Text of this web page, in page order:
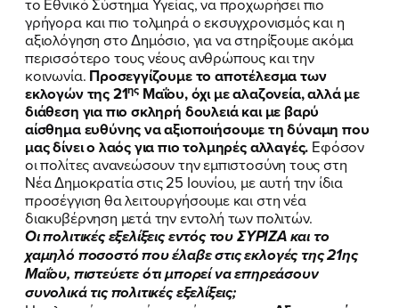
γρήγορα και πιο τολμηρά ο εκσυγχρονισμός και η
αξιολόγηση στο Δημόσιο, για να στηρίξουμε ακόμα
περισσότερο τους νέους ανθρώπους και την
κοινωνία. Προσεγγίζουμε το αποτέλεσμα των
εκλογών της 21ης Μαΐου, όχι με αλαζονεία, αλλά με
διάθεση για πιο σκληρή δουλειά και με βαρύ
αίσθημα ευθύνης να αξιοποιήσουμε τη δύναμη που
μας δίνει ο λαός για πιο τολμηρές αλλαγές. Εφόσον
οι πολίτες ανανεώσουν την εμπιστοσύνη τους στη
Νέα Δημοκρατία στις 25 Ιουνίου, με αυτή την ίδια
προσέγγιση θα λειτουργήσουμε και στη νέα
διακυβέρνηση μετά την εντολή των πολιτών.
Οι πολιτικές εξελίξεις εντός του ΣΥΡΙΖΑ και το
χαμηλό ποσοστό που έλαβε στις εκλογές της 21ης
Μαΐου, πιστεύετε ότι μπορεί να επηρεάσουν
συνολικά τις πολιτικές εξελίξεις;